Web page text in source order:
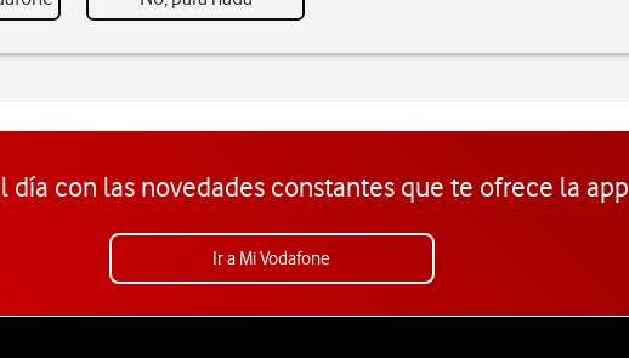
día con las novedades constantes que te ofrece la app
Ir a Mi Vodafone